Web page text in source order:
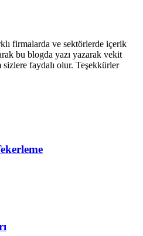
firmalarda ve sektörlerde içerik
bu blogda yazı yazarak vekit
sizlere faydalı olur. Teşekkürler